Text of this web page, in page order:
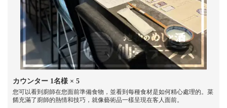
カウンター 1名様 × 5
您可以看到廚師在您面前準備食物，並看到每種食材是如何精心處理的。菜
餚充滿了廚師的熱情和技巧，就像藝術品一樣呈現在客人面前。